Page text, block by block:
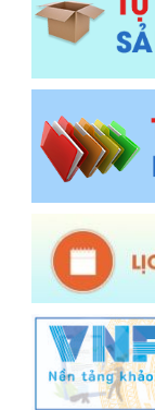
Pa Ủ
Khoen On
Thu Lũm
Nậm Tăm
Bum Tở
Nậm Cuổi
Đào tạo,